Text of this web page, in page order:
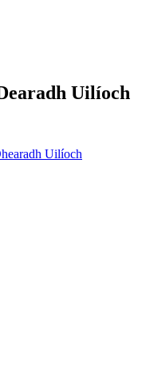
Uilíoch
Uilíoch